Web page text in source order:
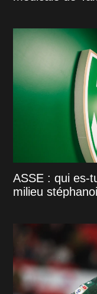
ASSE : qui es-
milieu